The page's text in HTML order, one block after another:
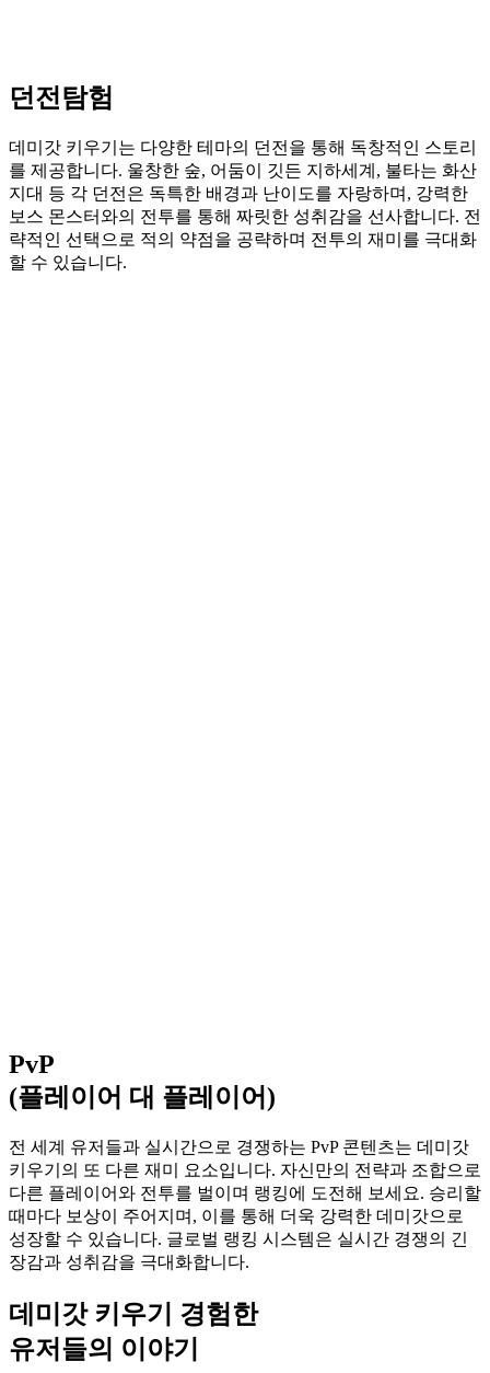
던전탐험
데미갓 키우기는 다양한 테마의 던전을 통해 독창적인 스토리
를 제공합니다. 울창한 숲, 어둠이 깃든 지하세계, 불타는 화산
지대 등 각 던전은 독특한 배경과 난이도를 자랑하며, 강력한
보스 몬스터와의 전투를 통해 짜릿한 성취감을 선사합니다. 전
략적인 선택으로 적의 약점을 공략하며 전투의 재미를 극대화
할 수 있습니다.
PvP
(플레이어 대 플레이어)​
전 세계 유저들과 실시간으로 경쟁하는 PvP 콘텐츠는 데미갓
키우기의 또 다른 재미 요소입니다. 자신만의 전략과 조합으로
다른 플레이어와 전투를 벌이며 랭킹에 도전해 보세요. 승리할
때마다 보상이 주어지며, 이를 통해 더욱 강력한 데미갓으로
성장할 수 있습니다. 글로벌 랭킹 시스템은 실시간 경쟁의 긴
장감과 성취감을 극대화합니다.
데미갓 키우기 경험한
유저들의 이야기